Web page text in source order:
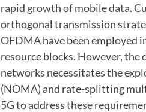
rapid growth of mobile data.
orthogonal transmission
OFDMA have been employed
resource blocks. However,
networks necessitates the
(NOMA) and rate-splitting
5G to address these